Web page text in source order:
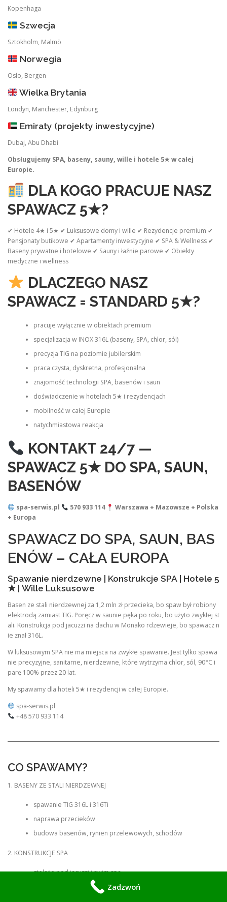
Kopenhaga
Szwecja
Sztokholm, Malmö
Norwegia
Oslo, Bergen
Wielka Brytania
Londyn, Manchester, Edynburg
Emiraty (projekty inwestycyjne)
Dubaj, Abu Dhabi
Obsługujemy SPA, baseny, sauny, wille i hotele 5★ w całej
Europie.
DLA KOGO PRACUJE NASZ
SPAWACZ 5★?
✔ Hotele 4★ i 5★ ✔ Luksusowe domy i wille ✔ Rezydencje premium ✔
Pensjonaty butikowe ✔ Apartamenty inwestycyjne ✔ SPA & Wellness ✔
Baseny prywatne i hotelowe ✔ Sauny i łaźnie parowe ✔ Obiekty
medyczne i wellness
DLACZEGO NASZ
SPAWACZ = STANDARD 5★?
pracuje wyłącznie w obiektach premium
specjalizacja w INOX 316L (baseny, SPA, chlor, sól)
precyzja TIG na poziomie jubilerskim
praca czysta, dyskretna, profesjonalna
znajomość technologii SPA, basenów i saun
doświadczenie w hotelach 5★ i rezydencjach
mobilność w całej Europie
natychmiastowa reakcja
KONTAKT 24/7 —
SPAWACZ 5★ DO SPA, SAUN,
BASENÓW
spa-serwis.pl 570 933 114
Warszawa + Mazowsze + Polska
+ Europa
SPAWACZ DO SPA, SAUN, BAS
ENÓW – CAŁA EUROPA
Spawanie nierdzewne | Konstrukcje SPA | Hotele 5
★ | Wille Luksusowe
Basen ze stali nierdzewnej za 1,2 mln zł przecieka, bo spaw był robiony
elektrodą zamiast TIG. Poręcz w saunie pęka po roku, bo użyto zwykłej st
ali. Konstrukcja pod jacuzzi na dachu w Monako rdzewieje, bo spawacz n
ie znał 316L.
W luksusowym SPA nie ma miejsca na zwykłe spawanie. Jest tylko spawa
nie precyzyjne, sanitarne, nierdzewne, które wytrzyma chlor, sól, 90°C i
parę 100% przez 20 lat.
My spawamy dla hoteli 5★ i rezydencji w całej Europie.
spa-serwis.pl
+48 570 933 114
CO SPAWAMY?
1. BASENY ZE STALI NIERDZEWNEJ
spawanie TIG 316L i 316Ti
naprawa przecieków
budowa basenów, rynien przelewowych, schodów
2. KONSTRUKCJE SPA
stelaże pod jacuzzi i swim spa
konstrukcje pod sauny szklaneZadzwoń